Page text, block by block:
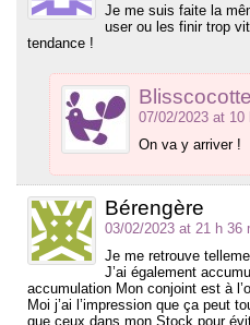
Je me suis faite la
user ou les finir trop
tendance !
Blisscocotte
07/02/2023 at 10
On va y arriver !
Bérengère
03/02/2023 at 21 h 36
Je me retrouve
J’ai également
accumulation Mon conjoint est à
Moi j’ai l’impression que ça peut
que ceux dans mon Stock pour